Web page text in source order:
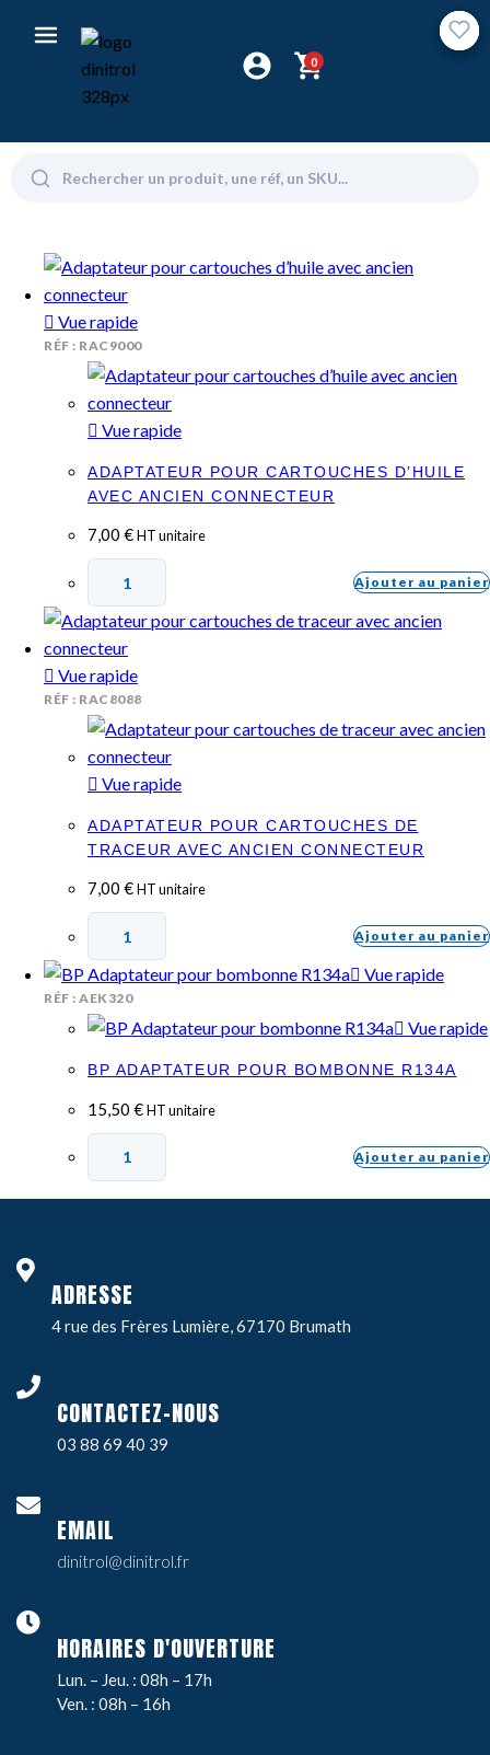
0
Vue rapide
RÉF : RAC9000
Vue rapide
ADAPTATEUR POUR CARTOUCHES D’HUILE
AVEC ANCIEN CONNECTEUR
7,00 € HT unitaire
Ajouter au panier
Vue rapide
RÉF : RAC8088
Vue rapide
ADAPTATEUR POUR CARTOUCHES DE
TRACEUR AVEC ANCIEN CONNECTEUR
7,00 € HT unitaire
Ajouter au panier
Vue rapide
RÉF : AEK320
Vue rapide
BP ADAPTATEUR POUR BOMBONNE R134A
15,50 € HT unitaire
Ajouter au panier
ADRESSE
4 rue des Frères Lumière, 67170 Brumath
CONTACTEZ-NOUS
03 88 69 40 39
EMAIL
dinitrol@dinitrol.fr
HORAIRES D'OUVERTURE
Lun. – Jeu. : 08h – 17h
Ven. : 08h – 16h